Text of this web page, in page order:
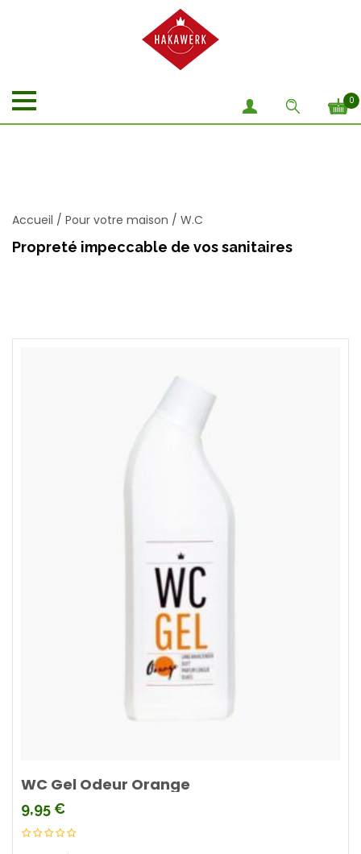
0
Accueil / Pour votre maison / W.C
Propreté impeccable de vos sanitaires
WC Gel Odeur Orange
9,95€